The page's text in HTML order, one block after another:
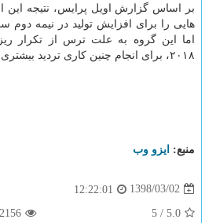
بر اساس گزارش اویل پرایس، نتیجه این
اما این گروه به علت ترس از تكرار
۲۰۱۸، برای انجام چنین كاری تردید بیشتری خواهد داشت.
منبع: ایزو وب
1398/03/02
12:22:01
5.0
/
5
2156